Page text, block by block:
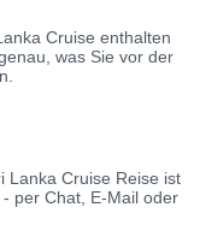
Cruise enthalten
was Sie vor der
Lanka Cruise Reise ist
per Chat, E-Mail oder